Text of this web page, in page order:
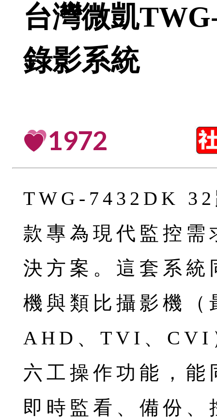
台灣微凱
錄影系統
1972
TWG-7432DK 32
款專為現代監控
決方案。這套系
機與類比攝影機
AHD、TVI、CVI
六工操作功能，
即時監看、備份